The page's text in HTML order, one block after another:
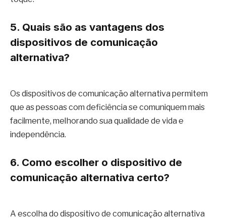
5. Quais são as vantagens dos
dispositivos de comunicação
alternativa?
Os dispositivos de comunicação alternativa permitem
que as pessoas com deficiência se comuniquem mais
facilmente, melhorando sua qualidade de vida e
independência.
6. Como escolher o dispositivo de
comunicação alternativa certo?
A escolha do dispositivo de comunicação alternativa